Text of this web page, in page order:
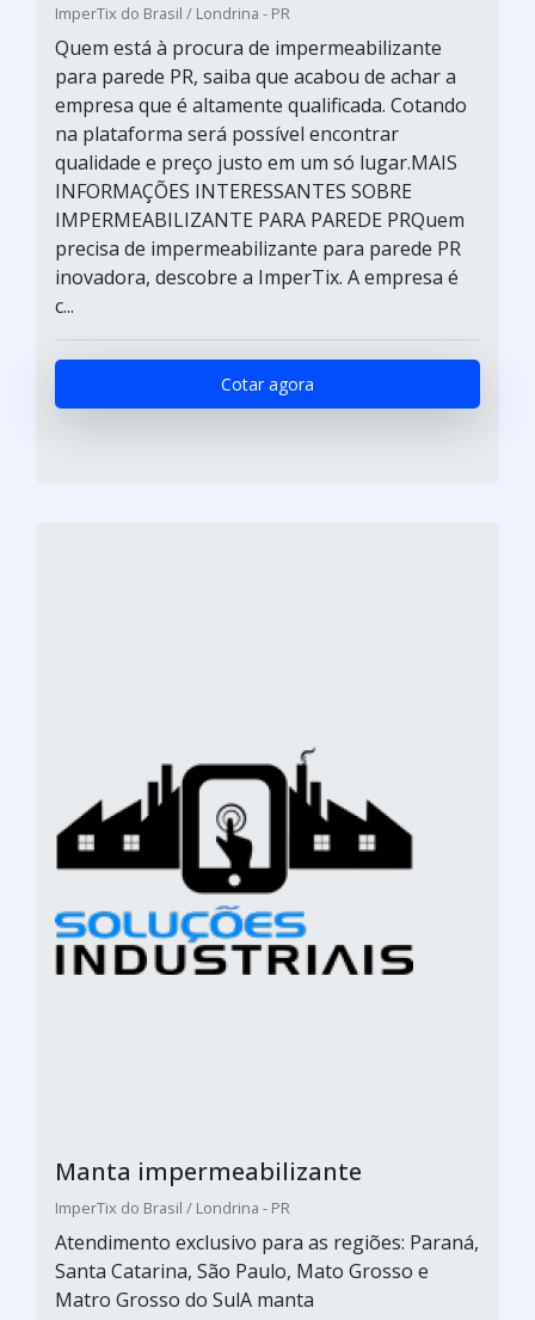
ImperTix do Brasil / Londrina - PR
Quem está à procura de impermeabilizante
para parede PR, saiba que acabou de achar a
empresa que é altamente qualificada. Cotando
na plataforma será possível encontrar
qualidade e preço justo em um só lugar.MAIS
INFORMAÇÕES INTERESSANTES SOBRE
IMPERMEABILIZANTE PARA PAREDE PRQuem
precisa de impermeabilizante para parede PR
inovadora, descobre a ImperTix. A empresa é
c...
Cotar agora
Manta impermeabilizante
ImperTix do Brasil / Londrina - PR
Atendimento exclusivo para as regiões: Paraná,
Santa Catarina, São Paulo, Mato Grosso e
Matro Grosso do SulA manta